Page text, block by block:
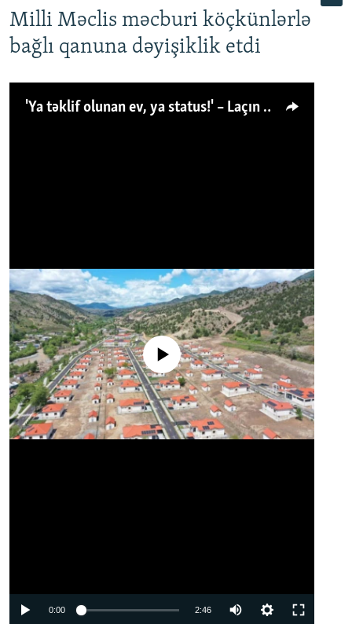
Milli Məclis məcburi köçkünlərlə
bağlı qanuna dəyişiklik etdi
'Ya təklif olunan ev, ya status!' – Laçın köçkünü: 'Laçından başqa heç hara!'
No media source currently available
0:00 2:46